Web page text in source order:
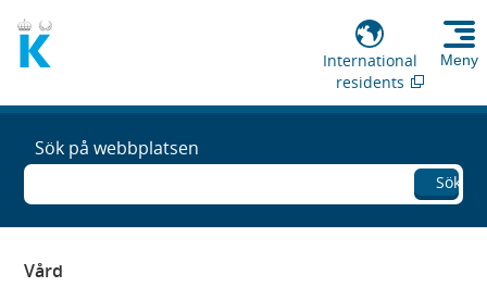
International
residents
Meny
Sök på webbplatsen
Sök
Vård